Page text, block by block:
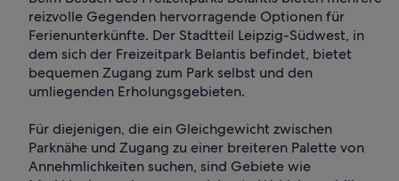
reizvolle Gegenden hervorragende Optionen für
Ferienunterkünfte. Der Stadtteil Leipzig-Südwest, in
dem sich der Freizeitpark Belantis befindet, bietet
bequemen Zugang zum Park selbst und den
umliegenden Erholungsgebieten.
Für diejenigen, die ein Gleichgewicht zwischen
Parknähe und Zugang zu einer breiteren Palette von
Annehmlichkeiten suchen, sind Gebiete wie